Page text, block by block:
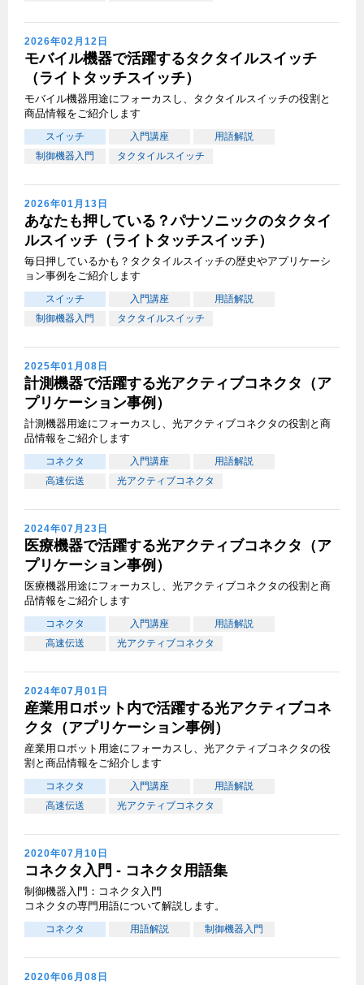
2026年02月12日
モバイル機器で活躍するタクタイルスイッチ
（ライトタッチスイッチ）
モバイル機器用途にフォーカスし、タクタイルスイッチの役割と
商品情報をご紹介します
スイッチ 入門講座
用語解説
制御機器入門
タクタイルスイッチ
2026年01月13日
あなたも押している？パナソニックのタクタイ
ルスイッチ（ライトタッチスイッチ）
毎日押しているかも？タクタイルスイッチの歴史やアプリケーシ
ョン事例をご紹介します
スイッチ 入門講座
用語解説
制御機器入門
タクタイルスイッチ
2025年01月08日
計測機器で活躍する光アクティブコネクタ（ア
プリケーション事例）
計測機器用途にフォーカスし、光アクティブコネクタの役割と商
品情報をご紹介します
コネクタ 入門講座
用語解説
高速伝送
光アクティブコネクタ
2024年07月23日
医療機器で活躍する光アクティブコネクタ（ア
プリケーション事例）
医療機器用途にフォーカスし、光アクティブコネクタの役割と商
品情報をご紹介します
コネクタ 入門講座
用語解説
高速伝送
光アクティブコネクタ
2024年07月01日
産業用ロボット内で活躍する光アクティブコネ
クタ（アプリケーション事例）
産業用ロボット用途にフォーカスし、光アクティブコネクタの役
割と商品情報をご紹介します
コネクタ 入門講座
用語解説
高速伝送
光アクティブコネクタ
2020年07月10日
コネクタ入門 - コネクタ用語集
制御機器入門：コネクタ入門
コネクタの専門用語について解説します。
コネクタ 用語解説 制御機器入門
2020年06月08日